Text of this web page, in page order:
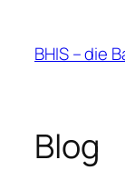
springen
BHIS – die
Blog